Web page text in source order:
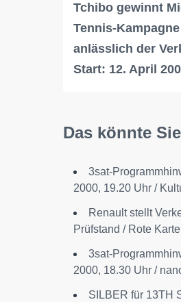
Tchibo gewinnt
Tennis-
anlässlich der
Start: 12. April
Das könnte
3sat-
2000, 19.20 Uhr /
Renault stellt
Prüfstand / Rote Karte
3sat-
2000, 18.30 Uhr /
SILBER für 13TH